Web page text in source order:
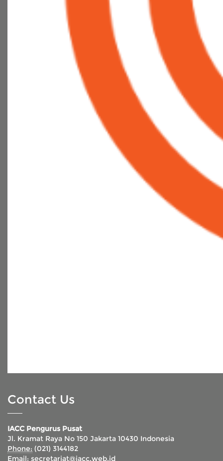
Contact Us
IACC Pengurus Pusat
Jl. Kramat Raya No 150 Jakarta 10430 Indonesia
Phone: (021) 3144182
Email: secretariat@iacc.web.id